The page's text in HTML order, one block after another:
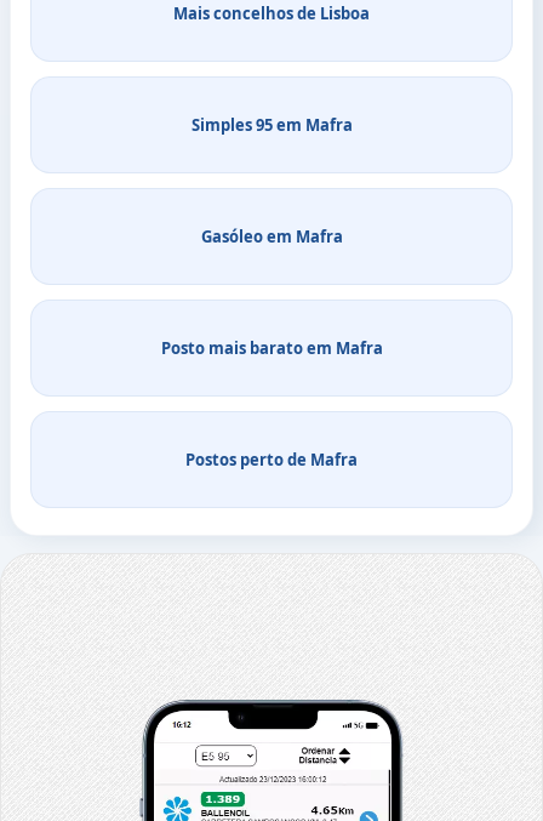
Mais concelhos de Lisboa
Simples 95 em Mafra
Gasóleo em Mafra
Posto mais barato em Mafra
Postos perto de Mafra